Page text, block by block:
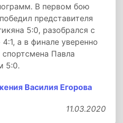
В первом бою
представителя
5:0, разобрался с
а в финале уверенно
Павла
5:0.
Василия Егорова
11.03.2020